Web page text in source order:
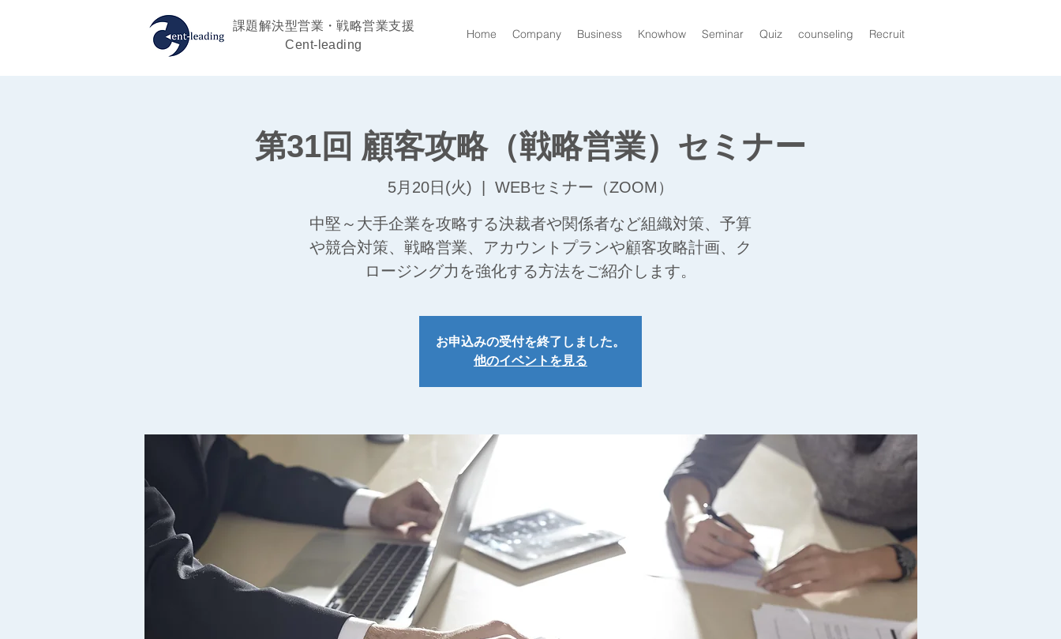
課題解決型営業・戦略営業支援
Cent-leading
Home Company Business Knowhow Seminar Quiz counseling Recruit
第31回 顧客攻略（戦略営業）セミナー
5月20日(火) WEBセミナー（ZOOM）
中堅～大手企業を攻略する決裁者や関係者など組織対策、予算
や競合対策、戦略営業、アカウントプランや顧客攻略計画、ク
ロージング力を強化する方法をご紹介します。
お申込みの受付を終了しました。
他のイベントを見る